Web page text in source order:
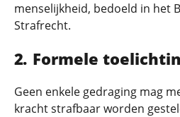
menselijkheid, bedoeld in het
Strafrecht.
Formele
Geen enkele gedraging mag
kracht strafbaar worden